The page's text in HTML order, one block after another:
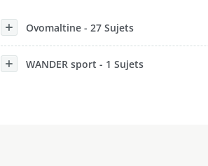
Epoche
Ovomaltine - 27 Sujets
WANDER sport - 1 Sujets